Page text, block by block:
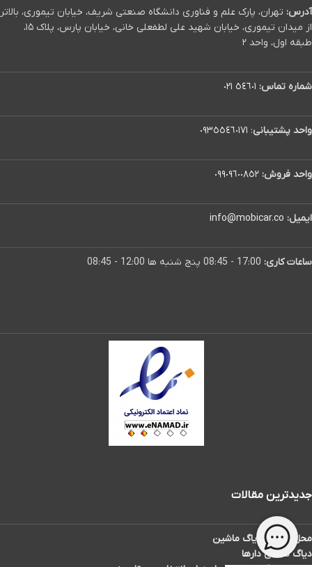
آدرس: تهران، پارک علم و فناوری دانشگاه صنعتی شریف، خیابان تیموری، بالاتر
از میدان تیموری، خیابان شهید علی لطفعلی خانی، خیابان پارس، پلاک ۱۵،
طبقه اول، واحد ۲
شماره تماس: ٥٤٦٠١ ٠٢١
واحد پشتیبانی: ٠٩٣٥٥٤٦٠١٧١
واحد فروش: ٠٩٩٠٩٦٠٠٨٥٢
ایمیل: info@mobicar.co
ساعات کاری:
جدیدترین مقالات
محل سوکت دیاگ ماشین
دیاگ تاکسی دارها